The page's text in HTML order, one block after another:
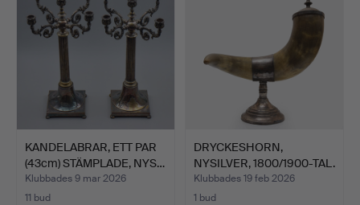
KANDELABRAR, ETT PAR
(43cm) STÄMPLADE, NYS…
Klubbades 9 mar 2026
11 bud
DRYCKESHORN,
NYSILVER, 1800/1900-TAL.
Klubbades 19 feb 2026
1 bud